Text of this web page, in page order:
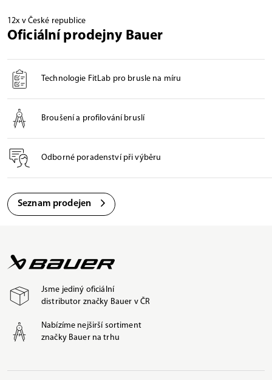
12x v České republice
Oficiální prodejny Bauer
Technologie FitLab pro brusle na míru
Broušení a profilování bruslí
Odborné poradenství při výběru
Seznam prodejen
Jsme jediný oficiální
distributor značky Bauer v ČR
Nabízíme nejširší sortiment
značky Bauer na trhu